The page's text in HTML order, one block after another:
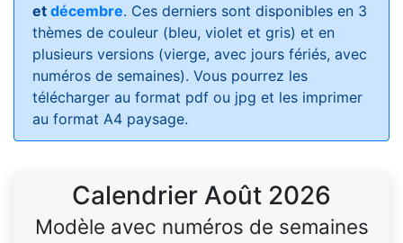
et décembre. Ces derniers sont disponibles en 3
thèmes de couleur (bleu, violet et gris) et en
plusieurs versions (vierge, avec jours fériés, avec
numéros de semaines). Vous pourrez les
télécharger au format pdf ou jpg et les imprimer
au format A4 paysage.
Calendrier Août 2026
Modèle avec numéros de semaines